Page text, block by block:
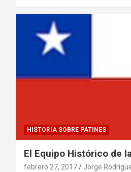
HISTORIA SOBRE PATINES
El Equipo Histórico de
febrero 27, 2017 Jorge